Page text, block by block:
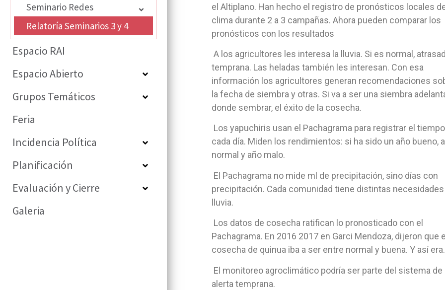
Seminario Redes
Relatoría Seminarios 3 y 4
Espacio RAI
Espacio Abierto
Grupos Temáticos
Feria
Incidencia Política
Planificación
Evaluación y Cierre
Galeria
el Altiplano. Han hecho el registro de pronósticos locales
clima durante 2 a 3 campañas. Ahora pueden comparar los
pronósticos con los resultados
A los agricultores les interesa la lluvia. Si es normal,
temprana. Las heladas también les interesan. Con esa
información los agricultores generan recomendaciones
la fecha de siembra y otras. Si va a ser una siembra
donde sembrar, el éxito de la cosecha.
Los yapuchiris usan el Pachagrama para registrar el tiempo
cada día. Miden los rendimientos: si ha sido un año bueno,
normal y año malo.
El Pachagrama no mide ml de precipitación, sino días con
precipitación. Cada comunidad tiene distintas necesidades
lluvia.
Los datos de cosecha ratifican lo pronosticado con el
Pachagrama. En 2016 2017 en Garci Mendoza, dijeron que el
cosecha de quinua iba a ser entre normal y buena. Y así era.
El monitoreo agroclimático podría ser parte del sistema de
alerta temprana.